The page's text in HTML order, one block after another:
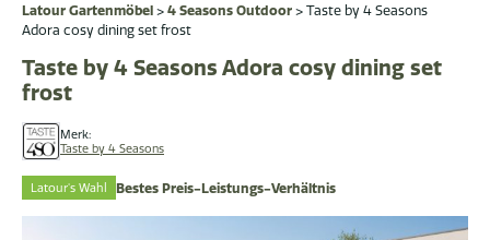
Latour Gartenmöbel > 4 Seasons Outdoor > Taste by 4 Seasons
Adora cosy dining set frost
Merk:
Taste by 4 Seasons
Taste by 4 Seasons Adora cosy dining set
frost
Latour's Wahl Bestes Preis-Leistungs-Verhältnis